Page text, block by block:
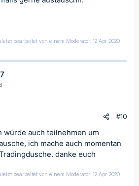
bearbeitet von einem Moderator: 12 Apr. 2020
#10
würde auch teilnehmen um
ich mache auch momentan
danke euch
bearbeitet von einem Moderator: 12 Apr. 2020